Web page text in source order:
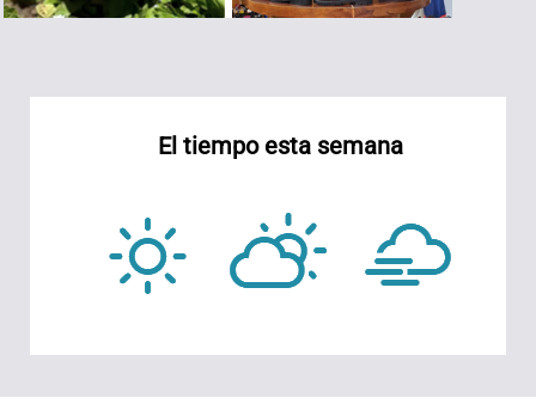
El tiempo esta semana